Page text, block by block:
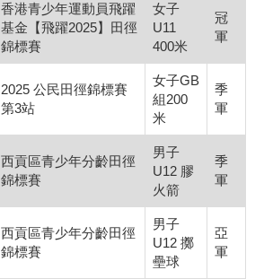
香港青少年運動員飛躍
基金【飛躍2025】田徑
錦標賽
女子
U11
400米
冠
軍
2025 公民田徑錦標賽
第3站
女子GB
組200
米
季
軍
西貢區青少年分齡田徑
錦標賽
男子
U12 膠
火箭
季
軍
西貢區青少年分齡田徑
錦標賽
男子
U12 擲
壘球
亞
軍